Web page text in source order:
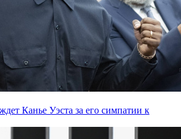
Канье Уэста за его симпатии к